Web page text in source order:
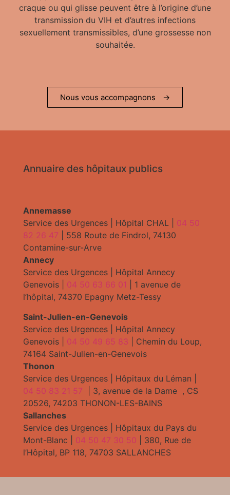
craque ou qui glisse peuvent être à l’origine d’une
transmission du VIH et d’autres infections
sexuellement transmissibles, d’une grossesse non
souhaitée.
Nous vous accompagnons →
Annuaire des hôpitaux publics
Annemasse
Service des Urgences | Hôpital CHAL | 04 50
82 26 47 | 558 Route de Findrol, 74130
Contamine-sur-Arve
Annecy
Service des Urgences | Hôpital Annecy
Genevois | 04 50 63 66 01 | 1 avenue de
l’hôpital, 74370 Epagny Metz-Tessy
Saint-Julien-en-Genevois
Service des Urgences | Hôpital Annecy
Genevois | 04 50 49 65 83 | Chemin du Loup,
74164 Saint-Julien-en-Genevois
Thonon
Service des Urgences | Hôpitaux du Léman |
04 50 83 21 57
| 3, avenue de la Dame , CS
20526, 74203 THONON-LES-BAINS
Sallanches
Service des Urgences | Hôpitaux du Pays du
Mont-Blanc | 04 50 47 30 50 | 380, Rue de
l’Hôpital, BP 118, 74703 SALLANCHES